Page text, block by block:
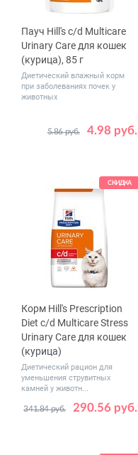
Пауч Hill's c/d Multicare
Urinary Care для кошек
(курица), 85 г
Диетический влажный корм
при заболеваниях почек у
животных
4.98 руб.
5.86 руб.
Количество
1 12
СКИДКА
Корм Hill's Prescription
Diet c/d Multicare Stress
Urinary Care для кошек
(курица)
Диетический рацион для
уменьшения струвитных
камней у животн...
290.56 руб.
341.84 руб.
Вес, кг 0.4 1.5
3